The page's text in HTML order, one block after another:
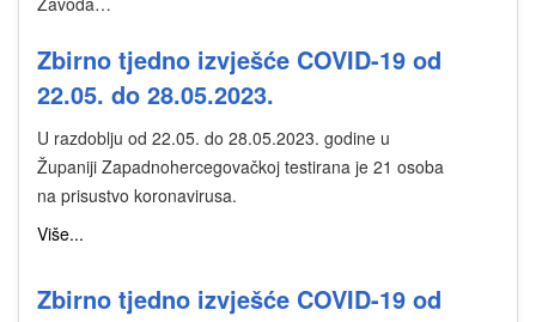
Zbirno tjedno izvješće COVID-19 od
22.05. do 28.05.2023.
U razdoblju od 22.05. do 28.05.2023. godine u
Županiji Zapadnohercegovačkoj testirana je 21 osoba
na prisustvo koronavirusa.
Više...
Zbirno tjedno izvješće COVID-19 od